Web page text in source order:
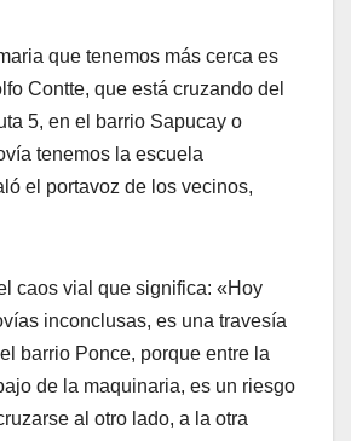
que tenemos más cerca es
Contte, que está cruzando del
5, en el barrio Sapucay o
tenemos la escuela
el portavoz de los vecinos,
caos vial que significa: «Hoy
inconclusas, es una travesía
barrio Ponce, porque entre la
de la maquinaria, es un riesgo
al otro lado, a la otra